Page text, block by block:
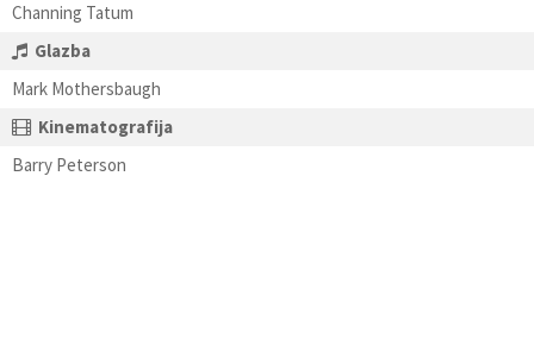
Channing Tatum
Glazba
Mark Mothersbaugh
Kinematografija
Barry Peterson